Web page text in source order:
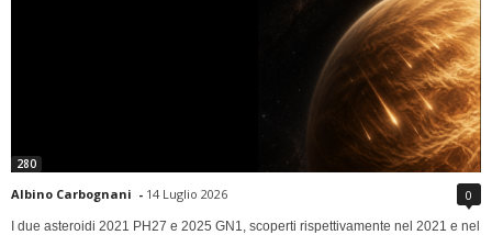
280
Albino Carbognani - 14 Luglio 2026 0
I due asteroidi 2021 PH27 e 2025 GN1, scoperti rispettivamente nel 2021 e nel